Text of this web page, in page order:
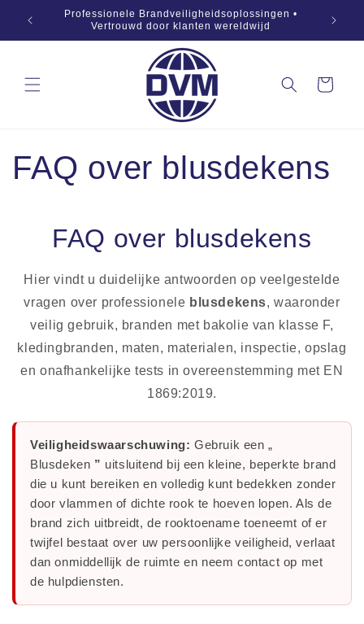
inhoud
Professionele Brandveiligheidsoplossingen •
Vertrouwd door klanten wereldwijd
OEM
Winkelwagen
FAQ over blusdekens
FAQ over blusdekens
Hier vindt u duidelijke antwoorden op veelgestelde
vragen over professionele blusdekens, waaronder
veilig gebruik, branden met bakolie van klasse F,
kledingbranden, maten, materialen, inspectie, opslag
en onafhankelijke tests in overeenstemming met EN
1869:2019.
Veiligheidswaarschuwing: Gebruik een „
Blusdeken ” uitsluitend bij een kleine, beperkte brand
die u kunt bereiken en volledig kunt bedekken zonder
door vlammen of dichte rook te hoeven lopen. Als de
brand zich uitbreidt, de rooktoename toeneemt of er
twijfel bestaat over uw persoonlijke veiligheid, verlaat
dan onmiddellijk de ruimte en neem contact op met
de hulpdiensten.